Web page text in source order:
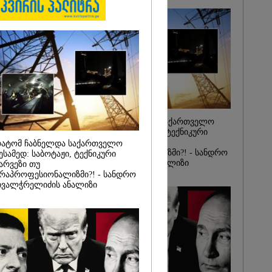
თვიანი
ოჯახისთვის"
რა
რატომ ჩაბნელდა საქართველო
მესამედ: საბოტაჟი, ტექნიკური
ხარვეზი თუ
არაპროფესიონალიზმი?! - სანდრო
თვალჭრელიძის ანალიზი
ჩაბნელდა საქართველო
საბოტაჟი, ტექნიკური
თუ
- სანდრო
ანალიზი